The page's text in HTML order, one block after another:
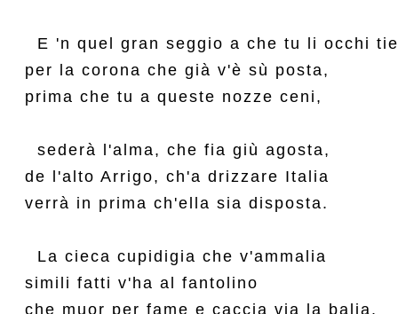
E 'n quel gran seggio a che tu li occhi
per la corona che già v'è sù posta,
prima che tu a queste nozze ceni,
  sederà l'alma, che fia giù agosta,
de l'alto Arrigo, ch'a drizzare Italia
verrà in prima ch'ella sia disposta.
  La cieca cupidigia che v'ammalia
simili fatti v'ha al fantolino
che muor per fame e caccia via la balia.